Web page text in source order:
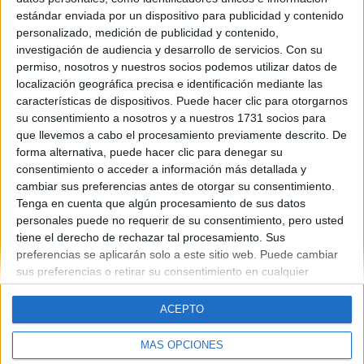
estándar enviada por un dispositivo para publicidad y contenido
personalizado, medición de publicidad y contenido,
investigación de audiencia y desarrollo de servicios. Con su
permiso, nosotros y nuestros socios podemos utilizar datos de
localización geográfica precisa e identificación mediante las
características de dispositivos. Puede hacer clic para otorgarnos
su consentimiento a nosotros y a nuestros 1731 socios para
que llevemos a cabo el procesamiento previamente descrito. De
forma alternativa, puede hacer clic para denegar su
consentimiento o acceder a información más detallada y
cambiar sus preferencias antes de otorgar su consentimiento.
Tenga en cuenta que algún procesamiento de sus datos
personales puede no requerir de su consentimiento, pero usted
tiene el derecho de rechazar tal procesamiento. Sus
preferencias se aplicarán solo a este sitio web. Puede cambiar
sus preferencias o retirar su consentimiento en cualquier
momento volviendo a este sitio y haciendo clic en el botón
"Privacidad" en la parte inferior de la página web.
MÁS OPCIONES
ACEPTO
sueños, pero es algo muy típico y difícil, aún así me gusta mucho
más algún tema relacionado con la criminología pero de esa
rama no se me ocurre que tema escoger.
Porfavor, si me pueden dar ideas lo agradacería mucho, gracias.
Blog de Queene
Quiénes somos| Contactar|Anúnciate
Aviso legal|Politica de privacidad |Condiciones generales
de cookies
© 2003-2026Compás Mediterráneo S.L.- Diego de León 47 - 28006
Madrid [ESPAÑA] - Tel. +34 91 593 2767